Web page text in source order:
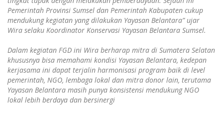
Pemerintah Provinsi Sumsel dan Pemerintah Kabupaten cukup
mendukung kegiatan yang dilakukan Yayasan Belantara” ujar
Wira selaku Koordinator Konservasi Yayasan Belantara Sumsel.
Dalam kegiatan FGD ini Wira berharap mitra di Sumatera Selatan
khususnya bisa memahami kondisi Yayasan Belantara, kedepan
kerjasama ini dapat terjalin harmonisasi program baik di level
pemerintah, NGO, lembaga lokal dan mitra donor lain, terutama
Yayasan Belantara masih punya konsistensi mendukung NGO
lokal lebih berdaya dan bersinergi